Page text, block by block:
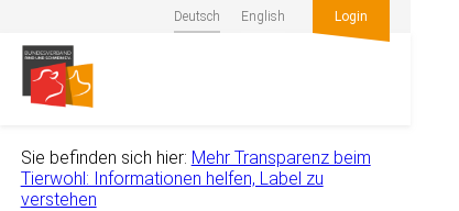
Deutsch English Login
Sie befinden sich hier: Mehr Transparenz beim
Tierwohl: Informationen helfen, Label zu
verstehen